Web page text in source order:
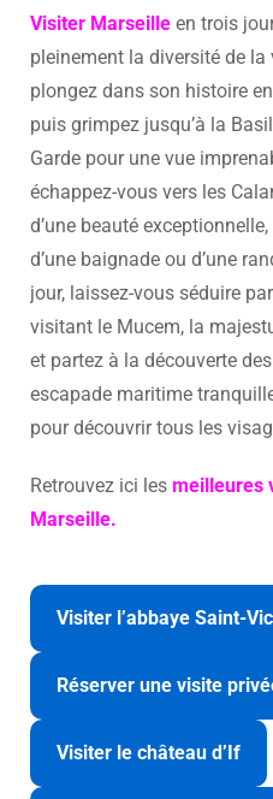
Visiter Marseille en trois
pleinement la diversité de la
plongez dans son histoire
puis grimpez jusqu’à la
Garde pour une vue
échappez-vous vers les
d’une beauté
d’une baignade ou d’une
jour, laissez-vous séduire
visitant le Mucem, la
et partez à la découverte
escapade maritime
pour découvrir tous les
Retrouvez ici les meilleures
Marseille.
Visiter l’abbaye Saint-
Réserver une visite
Visiter le château d’If